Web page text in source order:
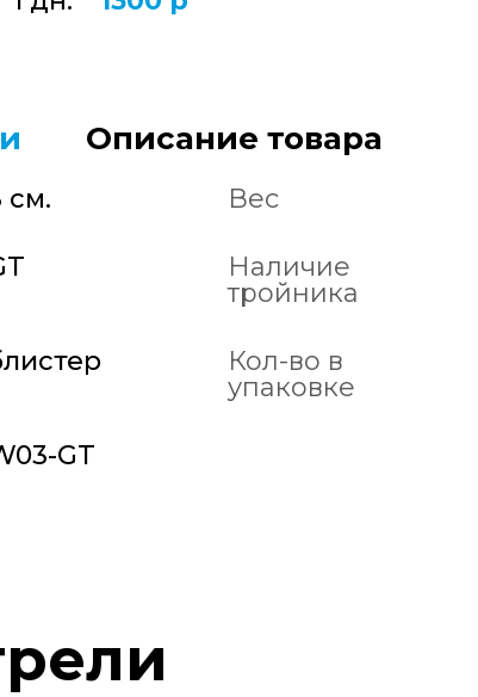
Описание товара
см. Вес
Наличие
тройника
Кол-во в
упаковке
GT